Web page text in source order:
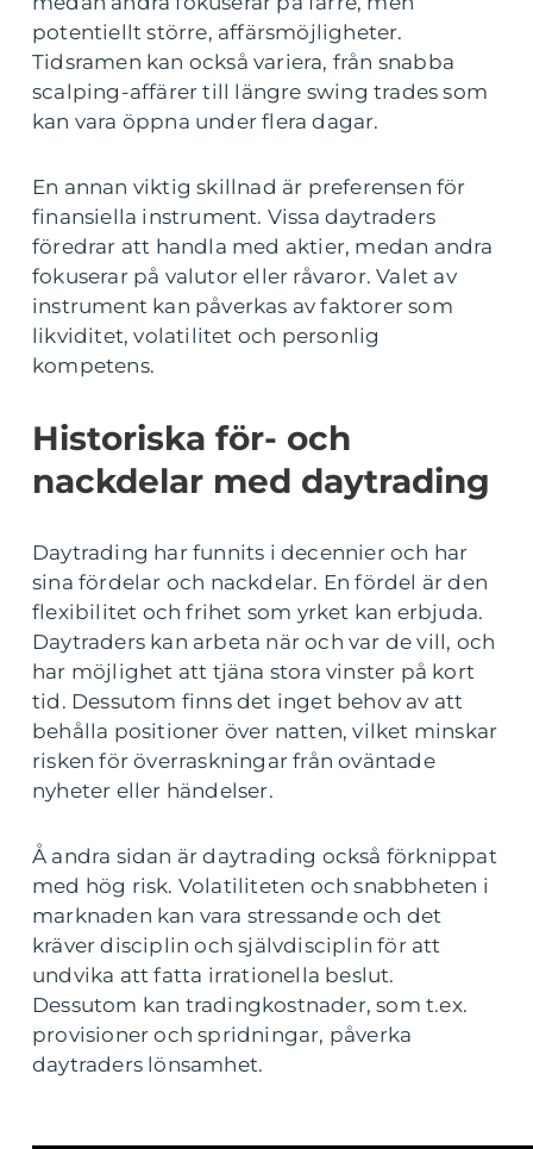
potentiellt större, affärsmöjligheter.
Tidsramen kan också variera, från snabba
scalping-affärer till längre swing trades som
kan vara öppna under flera dagar.
En annan viktig skillnad är preferensen för
finansiella instrument. Vissa daytraders
föredrar att handla med aktier, medan andra
fokuserar på valutor eller råvaror. Valet av
instrument kan påverkas av faktorer som
likviditet, volatilitet och personlig
kompetens.
Historiska för- och
nackdelar med daytrading
Daytrading har funnits i decennier och har
sina fördelar och nackdelar. En fördel är den
flexibilitet och frihet som yrket kan erbjuda.
Daytraders kan arbeta när och var de vill, och
har möjlighet att tjäna stora vinster på kort
tid. Dessutom finns det inget behov av att
behålla positioner över natten, vilket minskar
risken för överraskningar från oväntade
nyheter eller händelser.
Å andra sidan är daytrading också förknippat
med hög risk. Volatiliteten och snabbheten i
marknaden kan vara stressande och det
kräver disciplin och självdisciplin för att
undvika att fatta irrationella beslut.
Dessutom kan tradingkostnader, som t.ex.
provisioner och spridningar, påverka
daytraders lönsamhet.